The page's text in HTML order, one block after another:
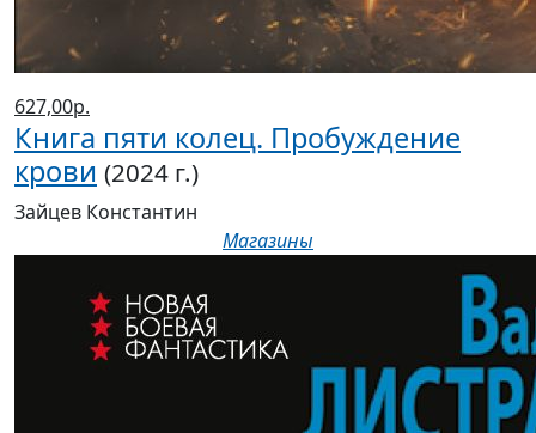
627,00р.
Книга пяти колец. Пробуждение
крови (2024 г.)
Зайцев Константин
Магазины